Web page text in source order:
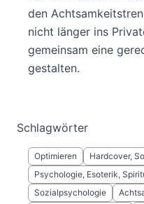
den
nicht länger ins
gemeinsam eine
gestalten.
Schlagwörter
Optimieren Hardcover,
Psychologie, Esoterik,
Sozialpsychologie